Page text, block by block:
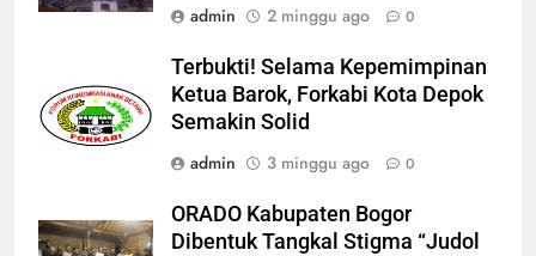
admin
2 minggu ago 0
Terbukti! Selama Kepemimpinan
Ketua Barok, Forkabi Kota Depok
Semakin Solid
admin
3 minggu ago 0
ORADO Kabupaten Bogor
Dibentuk Tangkal Stigma “Judol